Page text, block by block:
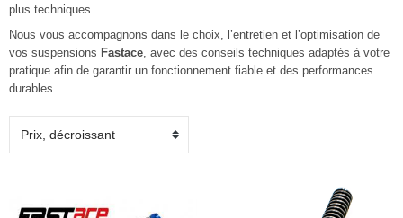
plus techniques.
Nous vous accompagnons dans le choix, l’entretien et l’optimisation de
vos suspensions Fastace , avec des conseils techniques adaptés à votre
pratique afin de garantir un fonctionnement fiable et des performances
durables.